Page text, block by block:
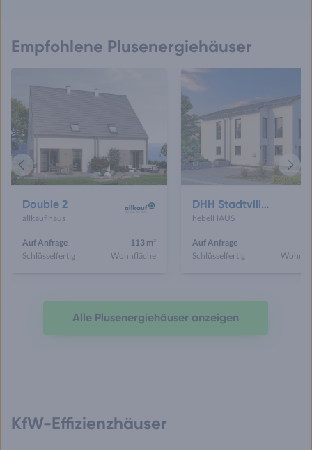
Empfohlene Plusenergiehäuser
Double 2
allkauf haus
Auf Anfrage
Schlüsselfertig
113 m²
Wohnfläche
DHH Stadtvilla 110
hebelHAUS
Auf Anfrage
Schlüsselfertig
Vorheriges
Alle Plusenergiehäuser anzeigen
KfW-Effizienzhäuser